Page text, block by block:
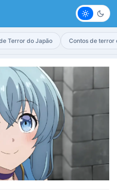
Claro
Terror do Japão Contos de terror